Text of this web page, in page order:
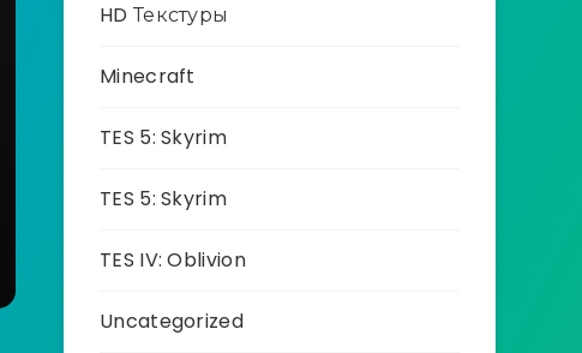
HD Текстуры
Minecraft
TES 5: Skyrim
TES 5: Skyrim
TES IV: Oblivion
Uncategorized